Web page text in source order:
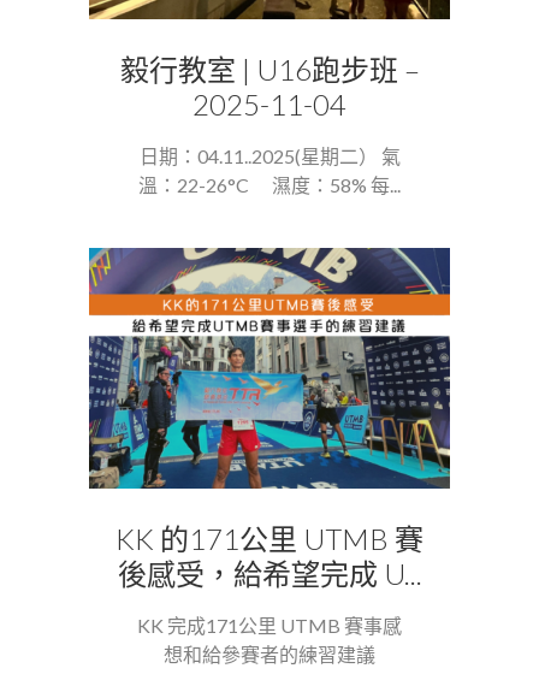
毅行教室 | U16跑步班 –
2025-11-04
日期：04.11..2025(星期二） 氣
溫：22-26°C 濕度：58% 每...
KK 的171公里 UTMB 賽
後感受，給希望完成 U...
KK 完成171公里 UTMB 賽事感
想和給參賽者的練習建議